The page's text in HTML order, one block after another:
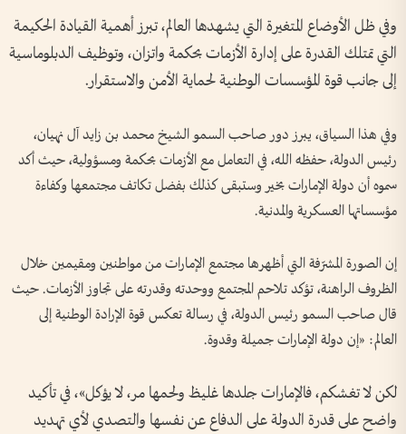
وفي ظل الأوضاع المتغيرة التي يشهدها العالم، تبرز أهمية القيادة الحكيمة
التي تمتلك القدرة على إدارة الأزمات بحكمة واتزان، وتوظيف الدبلوماسية
إلى جانب قوة المؤسسات الوطنية لحماية الأمن والاستقرار.
وفي هذا السياق، يبرز دور صاحب السمو الشيخ محمد بن زايد آل نهيان،
رئيس الدولة، حفظه الله، في التعامل مع الأزمات بحكمة ومسؤولية، حيث أكد
سموه أن دولة الإمارات بخير وستبقى كذلك بفضل تكاتف مجتمعها وكفاءة
مؤسساتها العسكرية والمدنية.
إن الصورة المشرّفة التي أظهرها مجتمع الإمارات من مواطنين ومقيمين خلال
الظروف الراهنة، تؤكد تلاحم المجتمع ووحدته وقدرته على تجاوز الأزمات. حيث
قال صاحب السمو رئيس الدولة، في رسالة تعكس قوة الإرادة الوطنية إلى
العالم: «إن دولة الإمارات جميلة وقدوة.
لكن لا تغشكم، فالإمارات جلدها غليظ ولحمها مر، لا يؤكل»، في تأكيد
واضح على قدرة الدولة على الدفاع عن نفسها والتصدي لأي تهديد